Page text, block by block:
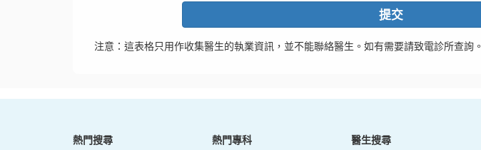
提交
注意：這表格只用作收集醫生的執業資訊，並不能聯絡醫生。如有需要請致電診所查詢。
熱門搜尋 熱門專科 醫生搜尋